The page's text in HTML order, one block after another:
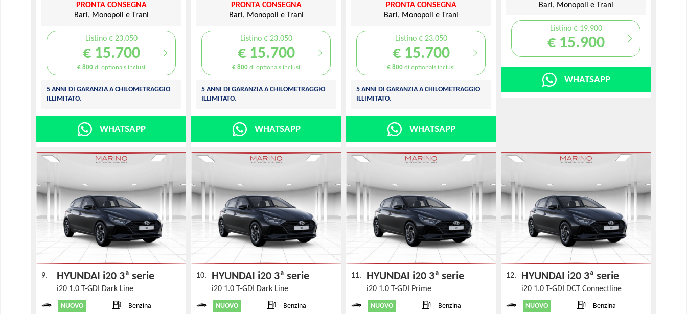
PRONTA CONSEGNA
Bari, Monopoli e Trani
Listino € 23.050
€ 15.700
€ 800 di optionals inclusi
5 ANNI DI GARANZIA A CHILOMETRAGGIO
ILLIMITATO.
WHATSAPP
PRONTA CONSEGNA
Bari, Monopoli e Trani
Listino € 23.050
€ 15.700
€ 800 di optionals inclusi
5 ANNI DI GARANZIA A CHILOMETRAGGIO
ILLIMITATO.
WHATSAPP
PRONTA CONSEGNA
Bari, Monopoli e Trani
Listino € 23.050
€ 15.700
€ 800 di optionals inclusi
5 ANNI DI GARANZIA A CHILOMETRAGGIO
ILLIMITATO.
WHATSAPP
Bari, Monopoli e Trani
Listino € 19.900
€ 15.900
WHATSAPP
9. HYUNDAI i20 3ª serie
i20 1.0 T-GDI Dark Line
NUOVO
Benzina
10. HYUNDAI i20 3ª serie
i20 1.0 T-GDI Dark Line
NUOVO
Benzina
11. HYUNDAI i20 3ª serie
i20 1.0 T-GDI Prime
NUOVO
Benzina
12. HYUNDAI i20 3ª serie
i20 1.0 T-GDI DCT Connectline
NUOVO
Benzina